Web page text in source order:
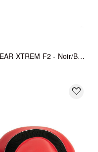
Pattes d'Ours BOOSTER FIGHT GEAR XTREM F2 - Noir/Blanc
favorite_border